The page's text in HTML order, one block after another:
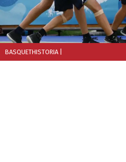
BASQUETHISTORIA